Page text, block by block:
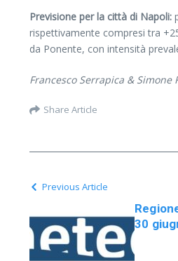
Previsione per la città di Napoli:
rispettivamente compresi tra
da Ponente, con intensità
Francesco Serrapica & Simone
Share Article
Previous Article
30